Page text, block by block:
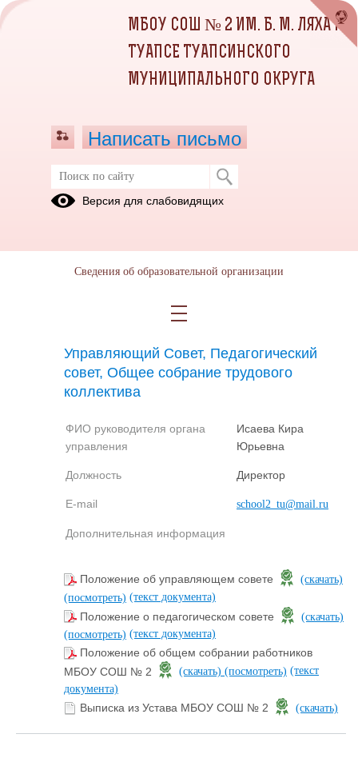
Cтруктурные подразделения
образовательной организации
Управляющий Совет, Педагогический
совет, Общее собрание трудового
коллектива
ФИО руководителя органа
управления
Исаева Кира
Юрьевна
Должность Директор
E-mail school2_tu@mail.ru
Дополнительная информация
Положение об управляющем совете
(скачать)
(посмотреть) (текст документа)
Положение о педагогическом совете
(скачать)
(посмотреть) (текст документа)
Положение об общем собрании работников
МБОУ СОШ № 2
(скачать) (посмотреть) (текст
документа)
Выписка из Устава МБОУ СОШ № 2 (скачать)
МБОУ СОШ № 2 ИМ. Б. М. ЛЯХА Г.
ТУАПСЕ ТУАПСИНСКОГО
МУНИЦИПАЛЬНОГО ОКРУГА
Написать письмо
Версия для слабовидящих
Сведения об образовательной организации